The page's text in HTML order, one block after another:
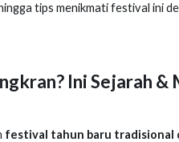
tips menikmati festival ini
Ini Sejarah &
festival tahun baru tradisional